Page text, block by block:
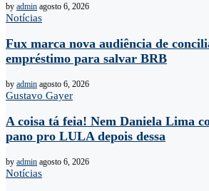
by admin agosto 6, 2026
Notícias
Fux marca nova audiência de
empréstimo para salvar BRB
by admin agosto 6, 2026
Gustavo Gayer
A coisa tá feia! Nem Daniela Lima
pano pro LULA depois dessa
by admin agosto 6, 2026
Notícias